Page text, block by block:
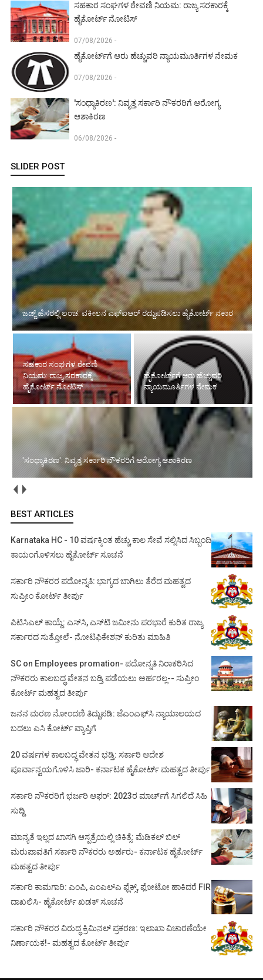
ಸಹಕಾರ ಸಂಘಗಳ ಠೇವಣಿ ನಿಯಮ: ರಾಜ್ಯ ಸರಕಾರಕ್ಕೆ
ಹೈಕೋರ್ಟ್ ನೋಟಿಸ್
07/08/2026 -
ಹೈಕೋರ್ಟ್‌ಗೆ ಆರು ಹೆಚ್ಚುವರಿ ನ್ಯಾಯಮೂರ್ತಿಗಳ ನೇಮಕ
07/08/2026 -
'ಸಂಧ್ಯಾಕಿರಣ': ನಿವೃತ್ತ ಸರ್ಕಾರಿ ನೌಕರರಿಗೆ ಆರೋಗ್ಯ
ಆಶಾಕಿರಣ
06/08/2026 -
SLIDER POST
ಜಡ್ಜ್ ಹೆಸರಲ್ಲಿ ಲಂಚ: ವಕೀಲನ ಎಫ್‌ಐಆರ್ ರದ್ದುಪಡಿಸಲು ಹೈಕೋರ್ಟ್ ನಕಾರ
ಸಹಕಾರ ಸಂಘಗಳ ಠೇವಣಿ
ನಿಯಮ: ರಾಜ್ಯ ಸರಕಾರಕ್ಕೆ
ಹೈಕೋರ್ಟ್ ನೋಟಿಸ್
ಹೈಕೋರ್ಟ್‌ಗೆ ಆರು ಹೆಚ್ಚುವರಿ
ನ್ಯಾಯಮೂರ್ತಿಗಳ ನೇಮಕ
'ಸಂಧ್ಯಾಕಿರಣ': ನಿವೃತ್ತ ಸರ್ಕಾರಿ ನೌಕರರಿಗೆ ಆರೋಗ್ಯ ಆಶಾಕಿರಣ
BEST ARTICLES
Karnataka HC - 10 ವರ್ಷಕ್ಕಿಂತ ಹೆಚ್ಚು ಕಾಲ ಸೇವೆ ಸಲ್ಲಿಸಿದ ಸಿಬ್ಬಂದಿ
ಕಾಯಂಗೊಳಿಸಲು ಹೈಕೋರ್ಟ್ ಸೂಚನೆ
ಸರ್ಕಾರಿ ನೌಕರರ ಪದೋನ್ನತಿ: ಭಾಗ್ಯದ ಬಾಗಿಲು ತೆರೆದ ಮಹತ್ವದ
ಸುಪ್ರೀಂ ಕೋರ್ಟ್ ತೀರ್ಪು
ಪಿಟಿಸಿಎಲ್ ಕಾಯ್ದೆ: ಎಸ್‌ಸಿ, ಎಸ್‌ಟಿ ಜಮೀನು ಪರಭಾರೆ ಕುರಿತ ರಾಜ್ಯ
ಸರ್ಕಾರದ ಸುತ್ತೋಲೆ- ನೋಟಿಫಿಕೇಶನ್‌ ಕುರಿತು ಮಾಹಿತಿ
SC on Employees promation- ಪದೋನ್ನತಿ ನಿರಾಕರಿಸಿದ
ನೌಕರರು ಕಾಲಬದ್ಧ ವೇತನ ಬಡ್ತಿ ಪಡೆಯಲು ಅರ್ಹರಲ್ಲ-- ಸುಪ್ರೀಂ
ಕೋರ್ಟ್ ಮಹತ್ವದ ತೀರ್ಪು
ಜನನ ಮರಣ ನೋಂದಣಿ ತಿದ್ದುಪಡಿ: ಜೆಎಂಎಫ್‌ಸಿ ನ್ಯಾಯಾಲಯದ
ಬದಲು ಎಸಿ ಕೋರ್ಟ್‌ ವ್ಯಾಪ್ತಿಗೆ
20 ವರ್ಷಗಳ ಕಾಲಬದ್ಧ ವೇತನ ಭಡ್ತಿ: ಸರ್ಕಾರಿ ಆದೇಶ
ಪೂರ್ವಾನ್ವಯಗೊಳಿಸಿ ಜಾರಿ- ಕರ್ನಾಟಕ ಹೈಕೋರ್ಟ್ ಮಹತ್ವದ ತೀರ್ಪು
ಸರ್ಕಾರಿ ನೌಕರರಿಗೆ ಭರ್ಜರಿ ಆಫರ್: 2023ರ ಮಾರ್ಚ್‌ಗೆ ಸಿಗಲಿದೆ ಸಿಹಿ
ಸುದ್ದಿ
ಮಾನ್ಯತೆ ಇಲ್ಲದ ಖಾಸಗಿ ಆಸ್ಪತ್ರೆಯಲ್ಲಿ ಚಿಕಿತ್ಸೆ: ಮೆಡಿಕಲ್ ಬಿಲ್
ಮರುಪಾವತಿಗೆ ಸರ್ಕಾರಿ ನೌಕರರು ಅರ್ಹರು- ಕರ್ನಾಟಕ ಹೈಕೋರ್ಟ್
ಮಹತ್ವದ ತೀರ್ಪು
ಸರ್ಕಾರಿ ಕಾಮಗಾರಿ: ಎಂಪಿ, ಎಂಎಲ್‌ಎ ಫ್ಲೆಕ್ಸ್‌, ಫೋಟೋ ಹಾಕಿದರೆ FIR
ದಾಖಲಿಸಿ- ಹೈಕೋರ್ಟ್‌ ಖಡಕ್ ಸೂಚನೆ
ಸರ್ಕಾರಿ ನೌಕರರ ವಿರುದ್ಧ ಕ್ರಿಮಿನಲ್ ಪ್ರಕರಣ: ಇಲಾಖಾ ವಿಚಾರಣೆಯೇ
ನಿರ್ಣಾಯಕ!- ಮಹತ್ವದ ಕೋರ್ಟ್ ತೀರ್ಪು